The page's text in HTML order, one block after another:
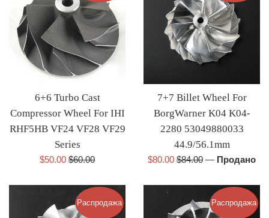
6+6 Turbo Cast
Compressor Wheel For IHI
RHF5HB VF24 VF28 VF29
Series
Цена
скидкой
$50.00 Обычная
$60.00
7+7 Billet Wheel For
BorgWarner K04 K04-
2280 53049880033
44.9/56.1mm
Цена
скидкой
$80.00 Обычная
$84.00 — Продано
Распродажа Распродажа